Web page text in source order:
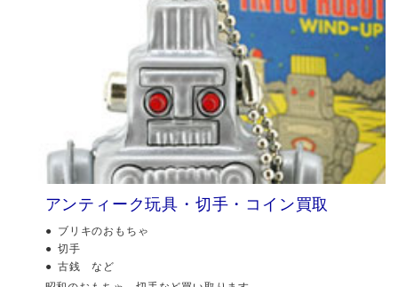
アンティーク玩具・切手・コイン買取
ブリキのおもちゃ
切手
古銭 など